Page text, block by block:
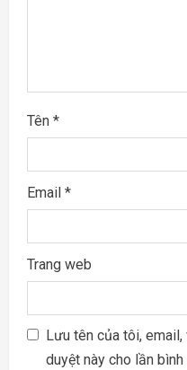
Tên *
Email *
Trang web
Lưu tên của tôi,
duyệt này cho lần